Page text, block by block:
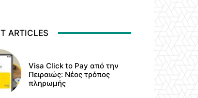
ARTICLES
Visa Click to Pay από την
Πειραιώς: Νέος τρόπος
πληρωμής